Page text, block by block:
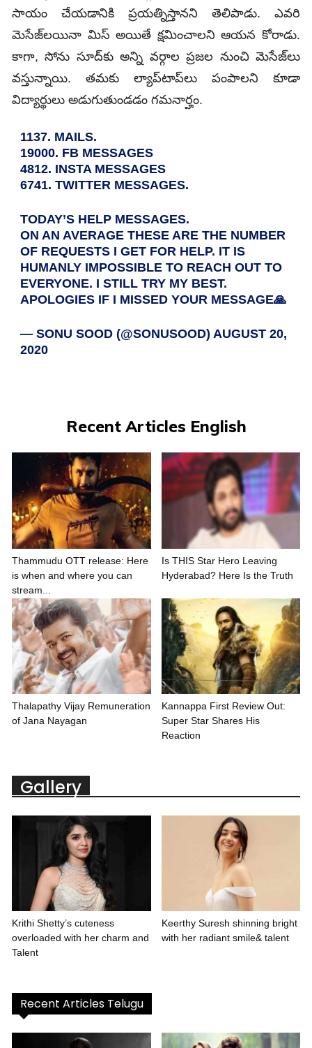
సాయం చేయడానికి ప్రయత్నిస్తానని తెలిపాడు. ఎవరి
మెసేజ్‌లయినా మిస్ అయితే క్షమించాలని ఆయన కోరాడు.
కాగా, సోను సూద్‌కు అన్ని వర్గాల ప్రజల నుంచి మెసేజ్‌లు
వస్తున్నాయి. తమకు ల్యాప్‌టాప్‌లు పంపాలని కూడా
విద్యార్థులు అడుగుతుండడం గమనార్హం.
1137. MAILS.
19000. FB MESSAGES
4812. INSTA MESSAGES
6741. TWITTER MESSAGES.
TODAY’S HELP MESSAGES.
ON AN AVERAGE THESE ARE THE NUMBER
OF REQUESTS I GET FOR HELP. IT IS
HUMANLY IMPOSSIBLE TO REACH OUT TO
EVERYONE. I STILL TRY MY BEST.
APOLOGIES IF I MISSED YOUR MESSAGE🙏
— SONU SOOD (@SONUSOOD)AUGUST 20,
2020
Recent Articles English
Thammudu OTT release: Here
is when and where you can
stream...
Is THIS Star Hero Leaving
Hyderabad? Here Is the Truth
Thalapathy Vijay Remuneration
of Jana Nayagan
Kannappa First Review Out:
Super Star Shares His
Reaction
Gallery
Krithi Shetty’s cuteness
overloaded with her charm and
Talent
Keerthy Suresh shinning bright
with her radiant smile& talent
Recent Articles Telugu